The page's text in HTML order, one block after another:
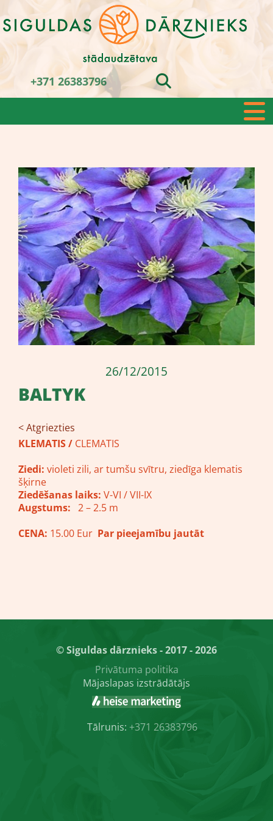
+371 26383796
26/12/2015
BALTYK
< Atgriezties
KLEMATIS / CLEMATIS
Ziedi: violeti zili, ar tumšu svītru, ziedīga klematis
šķirne
Ziedēšanas laiks: V-VI / VII-IX
Augstums: 2 – 2.5 m
CENA: 15.00 Eur Par pieejamību jautāt
© Siguldas dārznieks - 2017 - 2026
Privātuma politika
Mājaslapas izstrādātājs
Tālrunis: +371 26383796